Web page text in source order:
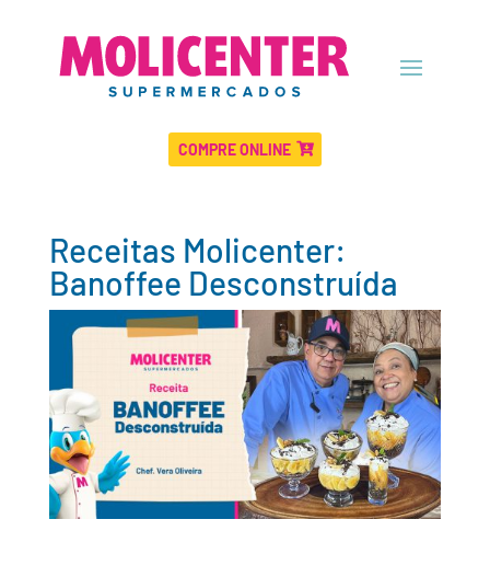
COMPRE ONLINE
Receitas Molicenter:
Banoffee Desconstruída